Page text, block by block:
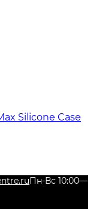
Silicone Case
Пн-Вс 10:00—